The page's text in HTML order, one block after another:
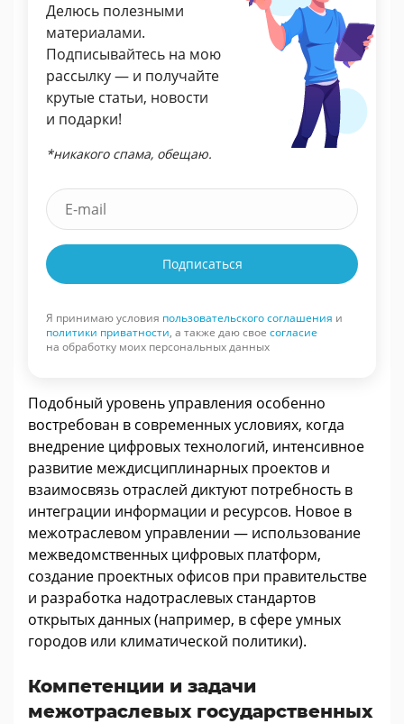
Делюсь полезными
материалами.
Подписывайтесь на мою
рассылку — и получайте
крутые статьи, новости
и подарки!
*никакого спама, обещаю.
Подписаться
Я принимаю условия пользовательского соглашения и
политики приватности, а также даю свое согласие
на обработку моих персональных данных
Подобный уровень управления особенно
востребован в современных условиях, когда
внедрение цифровых технологий, интенсивное
развитие междисциплинарных проектов и
взаимосвязь отраслей диктуют потребность в
интеграции информации и ресурсов. Новое в
межотраслевом управлении — использование
межведомственных цифровых платформ,
создание проектных офисов при правительстве
и разработка надотраслевых стандартов
открытых данных (например, в сфере умных
городов или климатической политики).
Компетенции и задачи
межотраслевых государственных